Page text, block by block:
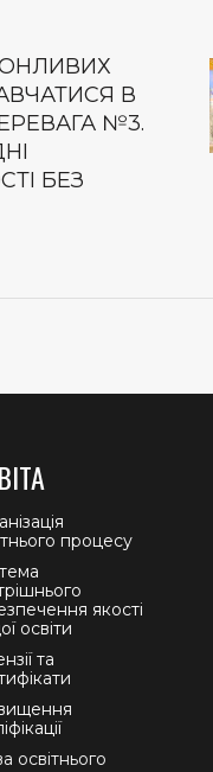
В
№3.
БЕЗ
процесу
якості
освіти
та
освітнього